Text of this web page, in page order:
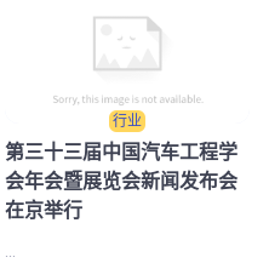
行业
第三十三届中国汽车工程学
会年会暨展览会新闻发布会
在京举行
...